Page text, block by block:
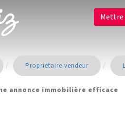
Mettre
Propriétaire vendeur
annonce immobilière efficace